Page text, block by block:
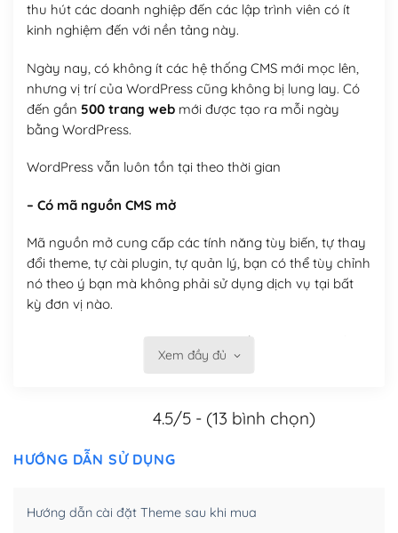
thu hút các doanh nghiệp đến các lập trình viên có ít
kinh nghiệm đến với nền tảng này.
Ngày nay, có không ít các hệ thống CMS mới mọc lên,
nhưng vị trí của WordPress cũng không bị lung lay. Có
đến gần 500 trang webmới được tạo ra mỗi ngày
bằng WordPress.
WordPress vẫn luôn tồn tại theo thời gian
– Có mã nguồn CMS mở
Mã nguồn mở cung cấp các tính năng tùy biến, tự thay
đổi theme, tự cài plugin, tự quản lý, bạn có thể tùy chỉnh
nó theo ý bạn mà không phải sử dụng dịch vụ tại bất
kỳ đơn vị nào.
Việc của bạn là đăng ký một tên miền và hosting để
hóa nội dung cho SEO.
Xem đầy đủ
4.5/5 - (13 bình chọn)
HƯỚNG DẪN SỬ DỤNG
Hướng dẫn cài đặt Theme sau khi mua